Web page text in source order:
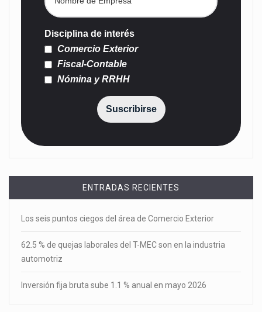
Disciplina de interés
Comercio Exterior
Fiscal-Contable
Nómina y RRHH
Suscribirse
ENTRADAS RECIENTES
Los seis puntos ciegos del área de Comercio Exterior
62.5 % de quejas laborales del T-MEC son en la industria
automotriz
Inversión fija bruta sube 1.1 % anual en mayo 2026